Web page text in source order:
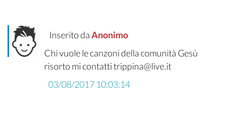
Inserito daAnonimo
Chi vuole le canzoni della comunità Gesù
risorto mi contatti trippina@live.it
03/08/2017 10:03:14